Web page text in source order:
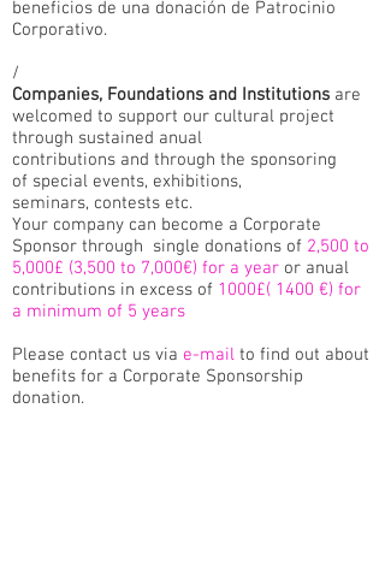
beneficios de una donación de Patrocinio
Corporativo.
/
Companies, Foundations and Institutions are
welcomed to support our cultural project
through sustained anual
contributions and through the sponsoring
of special events, exhibitions,
seminars, contests etc.
Your company can become a Corporate
Sponsor through single donations of 2,500 to
5,000£ (3,500 to 7,000€) for a year or anual
contributions in excess of 1000£( 1400 €) for
a minimum of 5 years
Please contact us via e-mail to find out about
benefits for a Corporate Sponsorship
donation.